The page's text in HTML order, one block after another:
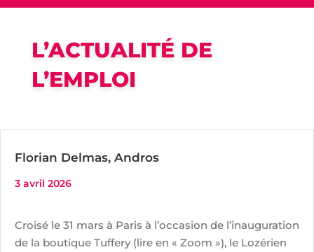
L’ACTUALITÉ DE
L’EMPLOI
Florian Delmas, Andros
3 avril 2026
Croisé le 31 mars à Paris à l’occasion de l’inauguration
de la boutique Tuffery (lire en « Zoom »), le Lozérien